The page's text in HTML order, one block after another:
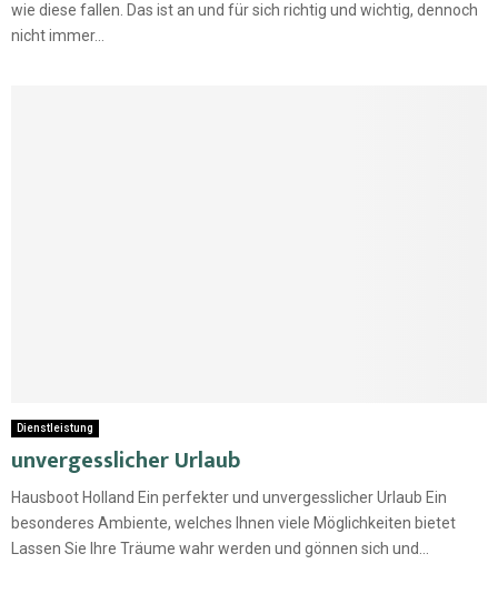
wie diese fallen. Das ist an und für sich richtig und wichtig, dennoch
nicht immer...
Dienstleistung
unvergesslicher Urlaub
Hausboot Holland Ein perfekter und unvergesslicher Urlaub Ein
besonderes Ambiente, welches Ihnen viele Möglichkeiten bietet
Lassen Sie Ihre Träume wahr werden und gönnen sich und...